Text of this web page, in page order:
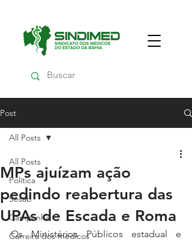
Post
All Posts
Política
Sesab
Campanha
Carreira dos médicos
All Posts
MPs ajuízam ação
pedindo reabertura das
UPAs de Escada e Roma
Os Ministérios Públicos estadual e